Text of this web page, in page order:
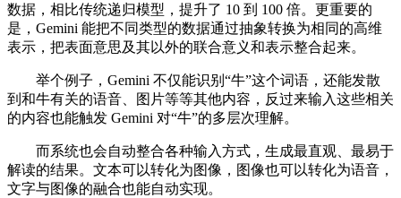
数据，相比传统递归模型，提升了 10 到 100 倍。更重要的
是，Gemini 能把不同类型的数据通过抽象转换为相同的高维
表示，把表面意思及其以外的联合意义和表示整合起来。
举个例子，Gemini 不仅能识别“牛”这个词语，还能发散
到和牛有关的语音、图片等等其他内容，反过来输入这些相关
的内容也能触发 Gemini 对“牛”的多层次理解。
而系统也会自动整合各种输入方式，生成最直观、最易于
解读的结果。文本可以转化为图像，图像也可以转化为语音，
文字与图像的融合也能自动实现。